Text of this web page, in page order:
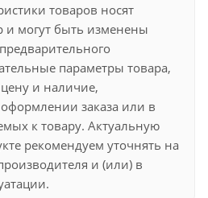
товаров носят
и могут быть изменены
параметры товара,
и наличие,
заказа или в
к товару. Актуальную
рекомендуем уточнять на
и (или) в